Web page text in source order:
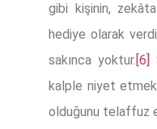
gibi kişinin,
hediye olarak
sakınca yoktur.[6]
kalple niyet
olduğunu telaffuz